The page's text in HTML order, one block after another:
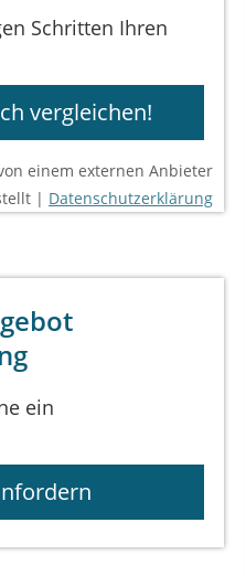
Schritten Ihren
vergleichen!
einem externen Anbieter
| Datenschutzerklärung
ein